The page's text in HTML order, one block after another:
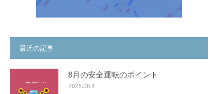
最近の記事
8月の安全運転のポイント
2026.08.4